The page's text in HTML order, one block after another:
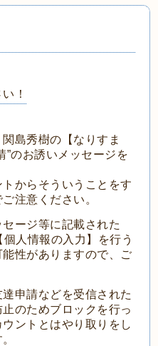
！
島秀樹の【なりすま
”のお誘いメッセージを
からそういうことをす
注意ください。
ージ等に記載された
個人情報の入力】を行う
性がありますので、ご
申請などを受信された
のためブロックを行っ
ントとはやり取りをし